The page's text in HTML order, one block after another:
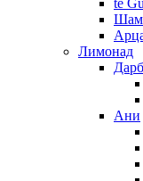
te
Лимонад
Ани